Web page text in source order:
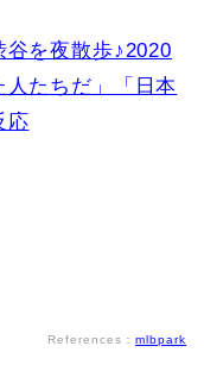
を夜散歩♪2020
たちだ」「日本
応
References： mlbpark